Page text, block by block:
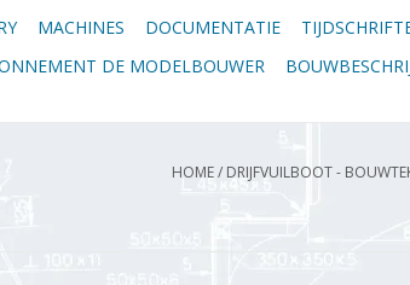
MACHINES DOCUMENTATIE
DE MODELBOUWER
HOME/ DRIJFVUILBOOT -